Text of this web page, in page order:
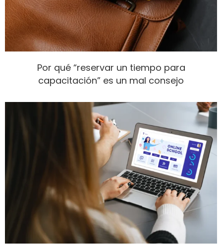
Por qué “reservar un tiempo para
capacitación” es un mal consejo